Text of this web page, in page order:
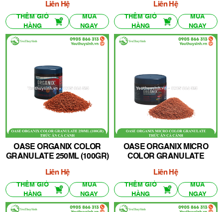
Liên Hệ
THÊM GIỎ
HÀNG
MUA
NGAY
Liên Hệ
THÊM GIỎ
HÀNG
MUA
NGAY
OASE ORGANIX COLOR
GRANULATE 250ML (100GR)
Liên Hệ
THÊM GIỎ
HÀNG
MUA
NGAY
OASE ORGANIX MICRO
COLOR GRANULATE
Liên Hệ
THÊM GIỎ
HÀNG
MUA
NGAY